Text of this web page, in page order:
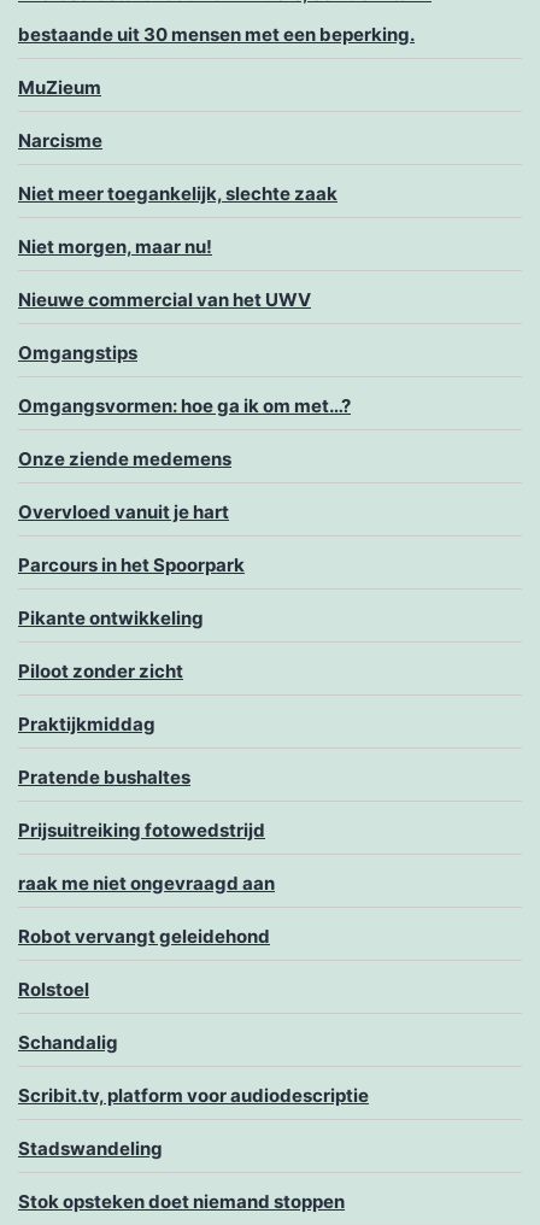
bestaande uit 30 mensen met een beperking.
MuZieum
Narcisme
Niet meer toegankelijk, slechte zaak
Niet morgen, maar nu!
Nieuwe commercial van het UWV
Omgangstips
Omgangsvormen: hoe ga ik om met…?
Onze ziende medemens
Overvloed vanuit je hart
Parcours in het Spoorpark
Pikante ontwikkeling
Piloot zonder zicht
Praktijkmiddag
Pratende bushaltes
Prijsuitreiking fotowedstrijd
raak me niet ongevraagd aan
Robot vervangt geleidehond
Rolstoel
Schandalig
Scribit.tv, platform voor audiodescriptie
Stadswandeling
Stok opsteken doet niemand stoppen